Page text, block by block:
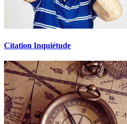
Citation Inquiétude